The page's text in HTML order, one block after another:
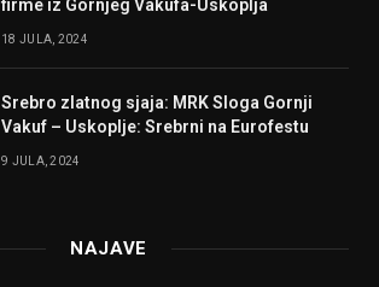
firme iz Gornjeg Vakufa-Uskoplja
18 JULA, 2024
Srebro zlatnog sjaja: MRK Sloga Gornji
Vakuf – Uskoplje: Srebrni na Eurofestu
9 JULA, 2024
NAJAVE